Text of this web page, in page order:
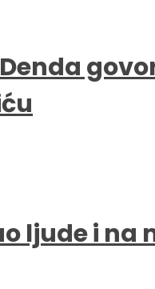
Denda
ljude i